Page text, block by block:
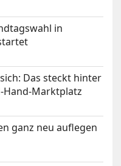
in
Das steckt hinter
Hand-Marktplatz
ganz neu auflegen